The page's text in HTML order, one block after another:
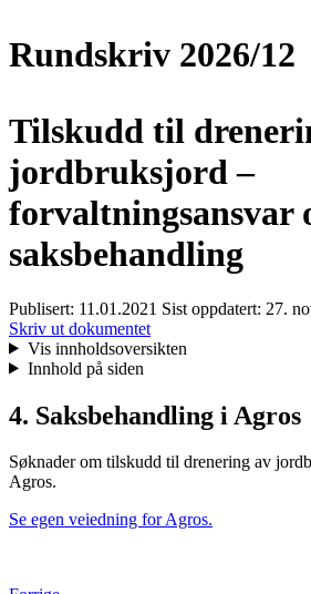
Rundskriv 2026/12
Tilskudd til
jordbruksjord –
forvaltningsansvar
saksbehandling
Publisert: 11.01.2021 Sist oppdatert: 27.
Skriv ut dokumentet
Vis innholdsoversikten
Innhold på siden
4. Saksbehandling i Agros
Søknader om tilskudd til drenering av
Agros.
Se egen veiedning for Agros.